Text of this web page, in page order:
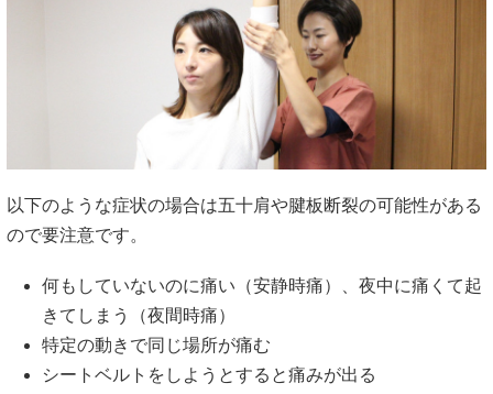
以下のような症状の場合は五十肩や腱板断裂の可能性がある
ので要注意です。
何もしていないのに痛い（安静時痛）、夜中に痛くて起
きてしまう（夜間時痛）
特定の動きで同じ場所が痛む
シートベルトをしようとすると痛みが出る